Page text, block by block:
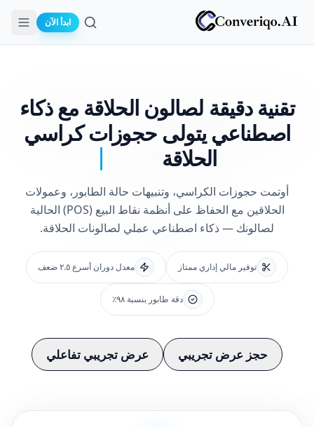
ابدأ الآن
تقنية دقيقة لصالون الحلاقة مع ذكاء
اصطناعي يتولى حجوزات كراسي
الحلاقة
أوتمت حجوزات الكراسي، وتنبيهات حالة الطابور، وعمولات
الحلاقين مع الحفاظ على أنظمة نقاط البيع (POS) الحالية
لصالونك — ذكاء اصطناعي عملي لصالونات الحلاقة.
توفير مالي إداري ممتاز معدل دوران أسرع ٢.٥ ضعف
دقة طابور بنسبة ٩٨٪
حجز عرض تجريبي عرض تجريبي تفاعلي